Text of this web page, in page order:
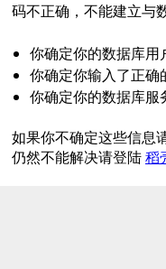
码不正确，不能建立与
你确定你的数据库用
你确定你输入了正确
你确定你的数据库服
如果你不确定这些信息
仍然不能解决请登陆稻